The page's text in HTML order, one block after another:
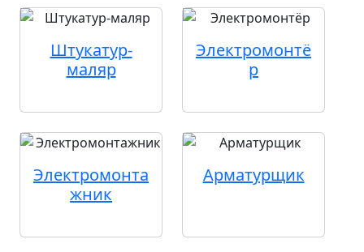
Штукатур-
маляр
Электромонтё
р
Электромонта
жник
Арматурщик